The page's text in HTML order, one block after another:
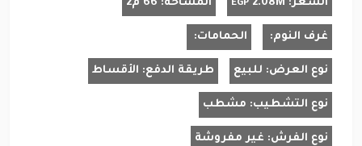
السعر: 2.08M
EGP المساحة: 66 م2
غرف النوم: الحمامات:
نوع العرض: للبيع طريقة الدفع: الأقساط
نوع التشطيب: مشطب
نوع الفرش: غير مفروشة